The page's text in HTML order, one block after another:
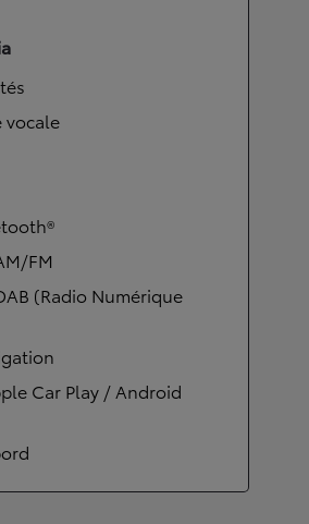
vocale
FM
(Radio Numérique
Car Play / Android